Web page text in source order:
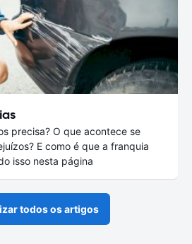
precisa? O que acontece se
E como é que a franquia
isso nesta página
todos os artigos